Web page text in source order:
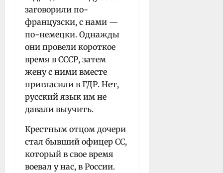
заговорили по-
французски, с нами —
по-немецки. Однажды
они провели короткое
время в СССР, затем
жену с ними вместе
пригласили в ГДР. Нет,
русский язык им не
давали выучить.
Крестным отцом дочери
стал бывший офицер СС,
который в свое время
воевал у нас, в России.